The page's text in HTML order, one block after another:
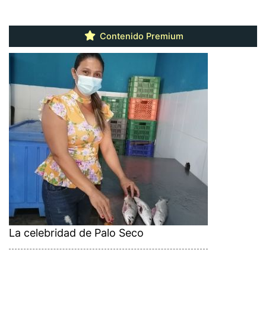
Contenido Premium
La celebridad de Palo Seco